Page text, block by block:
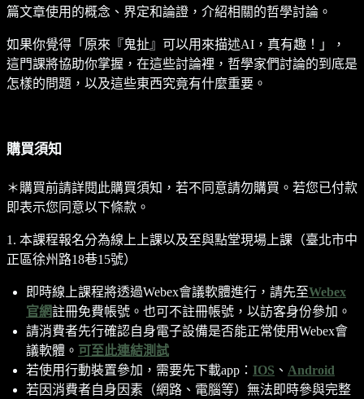
篇文章使用的概念、界定和論證，介紹相關的哲學討論。
如果你覺得「原來『鬼扯』可以用來描述AI，真有趣！」，
這門課將協助你掌握，在這些討論裡，哲學家們討論的到底是
怎樣的問題，以及這些東西究竟有什麼重要。
購買須知
＊購買前請詳閱此購買須知，若不同意請勿購買。若您已付款
即表示您同意以下條款。
1. 本課程報名分為線上上課以及至與點堂現場上課（臺北市中
正區徐州路18巷15號）
即時線上課程將透過Webex會議軟體進行，請先至Webex
官網註冊免費帳號。也可不註冊帳號，以訪客身份參加。
請消費者先行確認自身電子設備是否能正常使用Webex會
議軟體。 可至此連結測試
若使用行動裝置參加，需要先下載app： IOS 、 Android
若因消費者自身因素（網路、電腦等）無法即時參與完整